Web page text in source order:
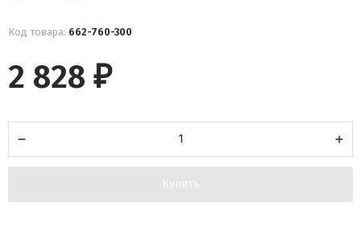
Код товара: 662-760-300
2 828 ₽
Купить